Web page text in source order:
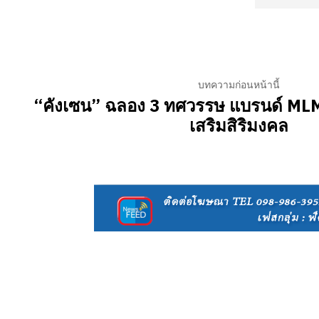
บทความก่อนหน้านี้
“คังเซน” ฉลอง 3 ทศวรรษ แบรนด์
เสริมสิริมงคล